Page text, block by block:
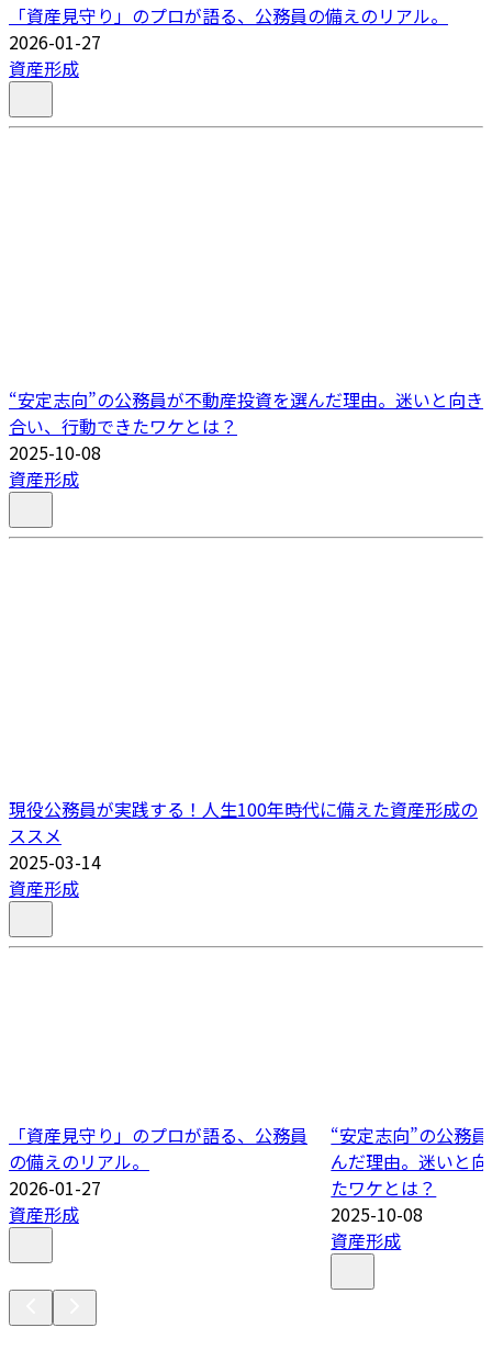
「資産見守り」のプロが語る、公務員の備えのリアル。
2026-01-27
資産形成
“安定志向”の公務員が不動産投資を選んだ理由。迷いと向き
合い、行動できたワケとは？
2025-10-08
資産形成
現役公務員が実践する！人生100年時代に備えた資産形成の
ススメ
2025-03-14
資産形成
「資産見守り」のプロが語る、公務員
の備えのリアル。
2026-01-27
資産形成
“安定志向”の公務
んだ理由。迷いと
たワケとは？
2025-10-08
資産形成